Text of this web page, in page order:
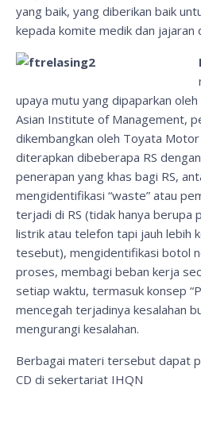
yang baik, yang diberikan baik
kepada komite medik dan jajaran
upaya mutu yang dipaparkan
Asian Institute of Management,
dikembangkan oleh Toyata
diterapkan dibeberapa RS
penerapan yang khas bagi RS,
mengidentifikasi “waste” atau
terjadi di RS (tidak hanya berupa
listrik atau telefon tapi jauh lebih
tesebut), mengidentifikasi botol
proses, membagi beban kerja
setiap waktu, termasuk konsep
mencegah terjadinya kesalahan
mengurangi kesalahan.
Berbagai materi tersebut dapat
CD di sekertariat IHQN